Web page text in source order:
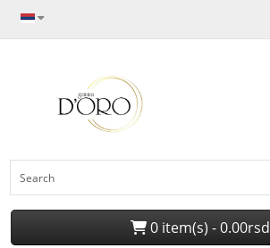
0 item(s) - 0.00rsd